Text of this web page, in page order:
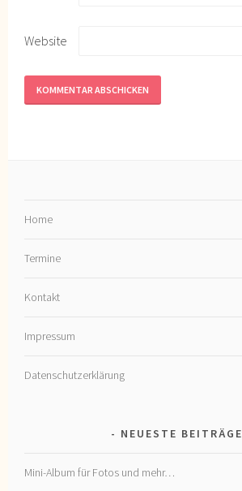
Website
Home
Termine
Kontakt
Impressum
Datenschutzerklärung
NEUESTE BEITRÄGE
Mini-Album für Fotos und mehr…